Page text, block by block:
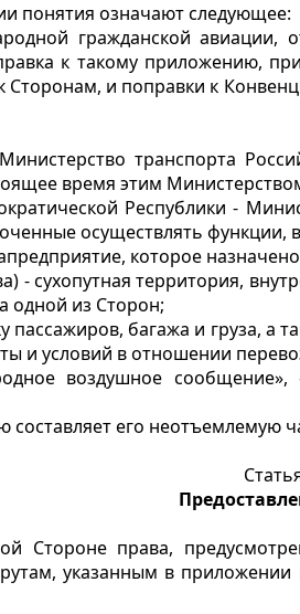
понятия означают следующее:
гражданской авиации,
к такому приложению,
и поправки к
транспорта
время этим
Республики -
осуществлять
которое
- сухопутная территория,
одной из Сторон;
багажа и груза, а
и условий в отношении
воздушное
его неотъемлемую
Стороне права,
указанным в